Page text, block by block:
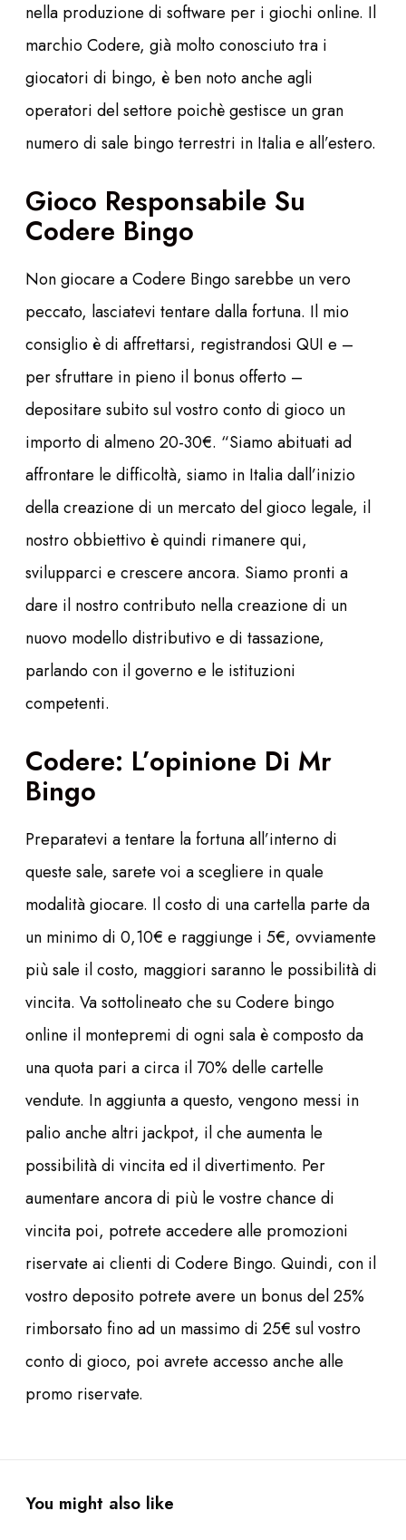
nella produzione di software per i giochi online. Il
marchio Codere, già molto conosciuto tra i
giocatori di bingo, è ben noto anche agli
operatori del settore poichè gestisce un gran
numero di sale bingo terrestri in Italia e all’estero.
Gioco Responsabile Su
Codere Bingo
Non giocare a Codere Bingo sarebbe un vero
peccato, lasciatevi tentare dalla fortuna. Il mio
consiglio è di affrettarsi, registrandosi QUI e –
per sfruttare in pieno il bonus offerto –
depositare subito sul vostro conto di gioco un
importo di almeno 20-30€. “Siamo abituati ad
affrontare le difficoltà, siamo in Italia dall’inizio
della creazione di un mercato del gioco legale, il
nostro obbiettivo è quindi rimanere qui,
svilupparci e crescere ancora. Siamo pronti a
dare il nostro contributo nella creazione di un
nuovo modello distributivo e di tassazione,
parlando con il governo e le istituzioni
competenti.
Codere: L’opinione Di Mr
Bingo
Preparatevi a tentare la fortuna all’interno di
queste sale, sarete voi a scegliere in quale
modalità giocare. Il costo di una cartella parte da
un minimo di 0,10€ e raggiunge i 5€, ovviamente
più sale il costo, maggiori saranno le possibilità di
vincita. Va sottolineato che su Codere bingo
online il montepremi di ogni sala è composto da
una quota pari a circa il 70% delle cartelle
vendute. In aggiunta a questo, vengono messi in
palio anche altri jackpot, il che aumenta le
possibilità di vincita ed il divertimento. Per
aumentare ancora di più le vostre chance di
vincita poi, potrete accedere alle promozioni
riservate ai clienti di Codere Bingo. Quindi, con il
vostro deposito potrete avere un bonus del 25%
rimborsato fino ad un massimo di 25€ sul vostro
conto di gioco, poi avrete accesso anche alle
promo riservate.
You might also like